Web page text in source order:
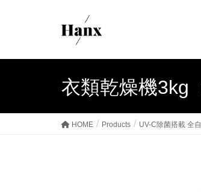
衣類乾燥機3kg
HOME Products UV-C除菌搭載 全